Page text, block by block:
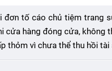
tố cáo chủ tiệm trang
cửa hàng đóng cửa, không
thỏm vì chưa thể thu hồi tài